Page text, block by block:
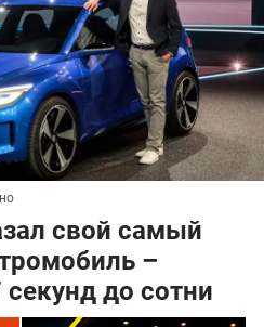
свой самый
–
секунд до сотни